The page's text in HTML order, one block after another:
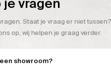
vragen
Staat je vraag er niet
op, wij helpen je graag verder.
showroom?